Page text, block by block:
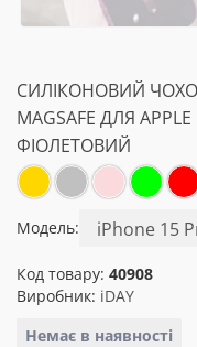
СИЛІКОНОВИЙ ЧОХОЛ
MAGSAFE ДЛЯ
ФІОЛЕТОВИЙ
Модель:
Код товару: 40908
Виробник: iDAY
Немає в наявності